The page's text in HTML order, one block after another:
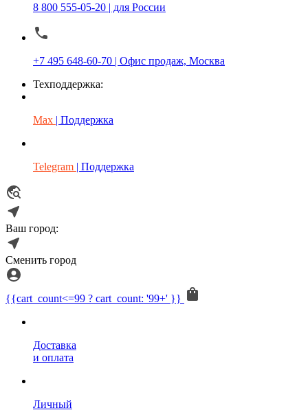
8 800 555-05-20 | для России
+7 495 648-60-70 | Офис продаж, Москва
Техподдержка:
Max | Поддержка
Telegram | Поддержка
Ваш город:
Сменить город
{{cart_count<=99 ? cart_count: '99+' }}
Доставка
и оплата
Личный